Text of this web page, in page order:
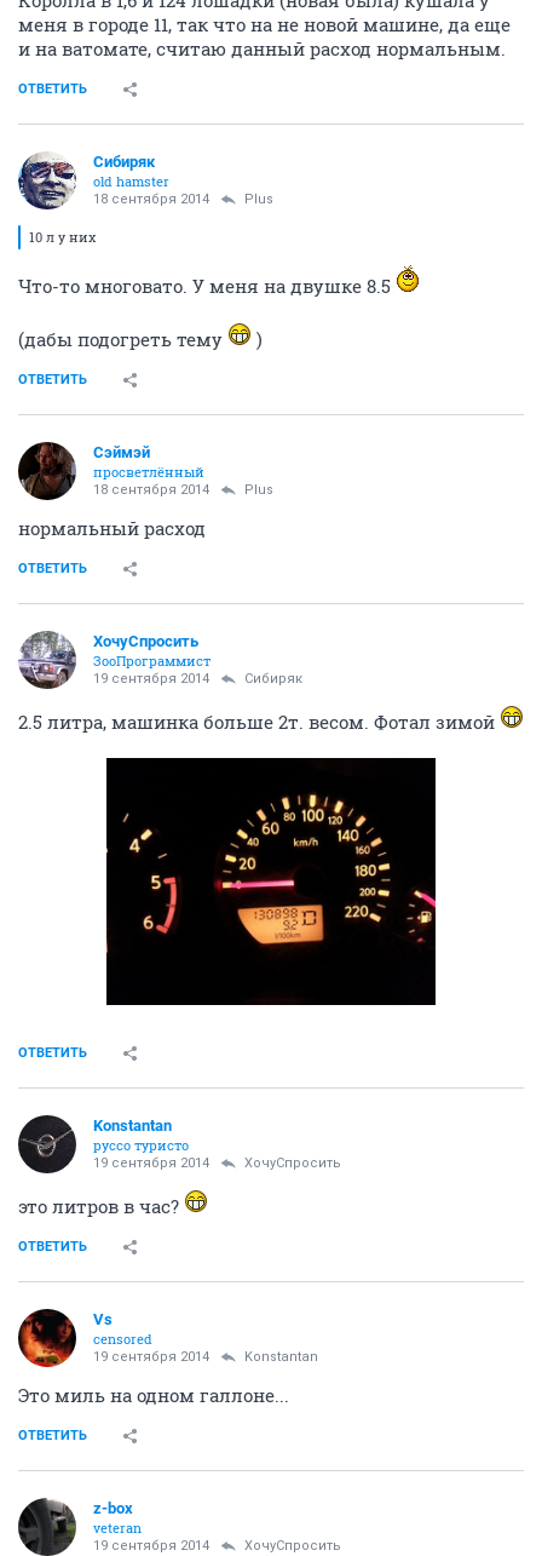
меня в городе 11, так что на не новой машине, да еще
и на ватомате, считаю данный расход нормальным.
ОТВЕТИТЬ
Сибиряк
old hamster
18 сентября 2014 Plus
10 л у них
Что-то многовато. У меня на двушке 8.5
(дабы подогреть тему )
ОТВЕТИТЬ
Сэймэй
просветлённый
18 сентября 2014 Plus
нормальный расход
ОТВЕТИТЬ
ХочуСпросить
ЗооПрограммист
19 сентября 2014 Сибиряк
2.5 литра, машинка больше 2т. весом. Фотал зимой
ОТВЕТИТЬ
Konstantan
руссо туристо
19 сентября 2014 ХочуСпросить
это литров в час?
ОТВЕТИТЬ
Vs
censored
19 сентября 2014 Konstantan
Это миль на одном галлоне...
ОТВЕТИТЬ
z-box
veteran
19 сентября 2014 ХочуСпросить